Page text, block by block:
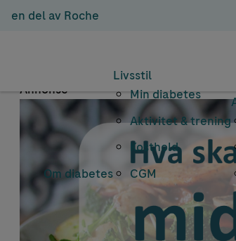
en del av Roche
Om diabetes
Livsstil
Min diabetes
Aktivitet & trening
Kosthold
CGM
Annonse